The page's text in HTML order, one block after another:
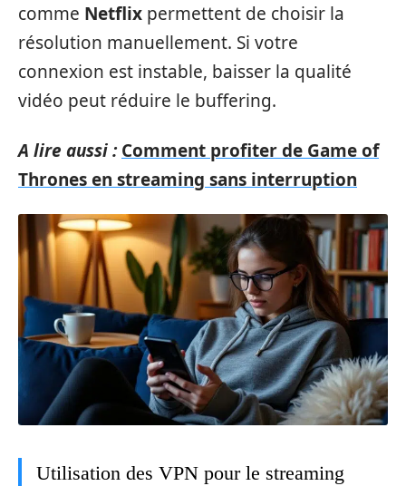
comme Netflix permettent de choisir la
résolution manuellement. Si votre
connexion est instable, baisser la qualité
vidéo peut réduire le buffering.
A lire aussi : Comment profiter de Game of
Thrones en streaming sans interruption
Utilisation des VPN pour le streaming